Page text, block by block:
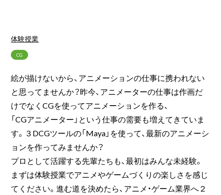
体験授業
CG
絵が描けないから、アニメーションの仕事に携われない
と思ってませんか？昨今、アニメーターの仕事は作画だ
けでなくCGを使ってアニメーションを作る、
「CGアニメーター」という仕事の需要も増えてきていま
す。３DCGツールの「Maya」を使って、最新のアニメーシ
ョンを作ってみませんか？
プロとして活躍する先輩たちも、最初はみんな未経験。
まずは体験授業でアニメやゲームづくりの楽しさを感じ
てください。進む道を決めたら、アニメ・ゲーム業界へ２